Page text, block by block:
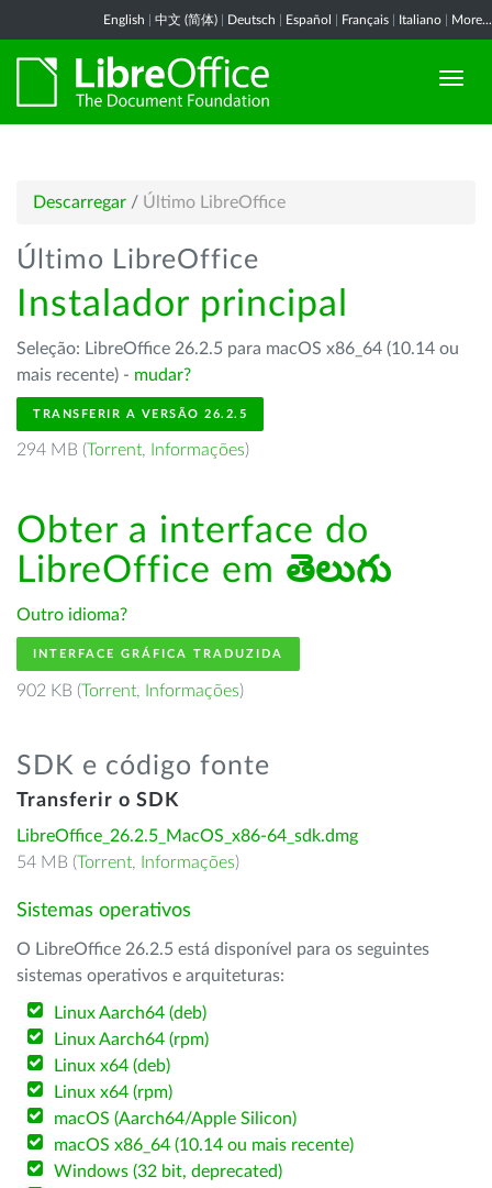
English 中文 (简体) Deutsch Español Français Italiano More...
Descarregar / Último LibreOffice
Último LibreOffice
Instalador principal
Seleção: LibreOffice 26.2.5 para macOS x86_64 (10.14 ou
mais recente) - mudar?
TRANSFERIR A VERSÃO 26.2.5
294 MB (Torrent, Informações)
Obter a interface do
LibreOffice em తెలుగు
Outro idioma?
INTERFACE GRÁFICA TRADUZIDA
902 KB (Torrent, Informações)
SDK e código fonte
Transferir o SDK
LibreOffice_26.2.5_MacOS_x86-64_sdk.dmg
54 MB (Torrent, Informações)
Sistemas operativos
O LibreOffice 26.2.5 está disponível para os seguintes
sistemas operativos e arquiteturas:
Linux Aarch64 (deb)
Linux Aarch64 (rpm)
Linux x64 (deb)
Linux x64 (rpm)
macOS (Aarch64/Apple Silicon)
macOS x86_64 (10.14 ou mais recente)
Windows (32 bit, deprecated)